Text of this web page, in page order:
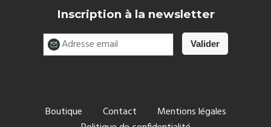
Inscription à la newsletter
Boutique Contact
Mentions légales